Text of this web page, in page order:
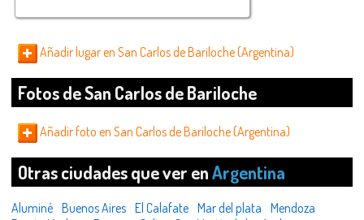
Añadir lugar en San Carlos de Bariloche (Argentina)
Fotos de San Carlos de Bariloche
Añadir foto en San Carlos de Bariloche (Argentina)
Otras ciudades que ver enArgentina
Aluminé Buenos Aires El Calafate Mar del plata Mendoza